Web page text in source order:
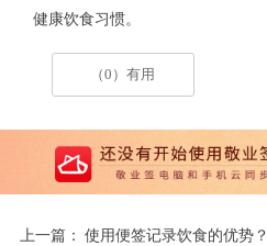
健康饮食习惯。
（0）有用
上一篇： 使用便签记录饮食的优势？